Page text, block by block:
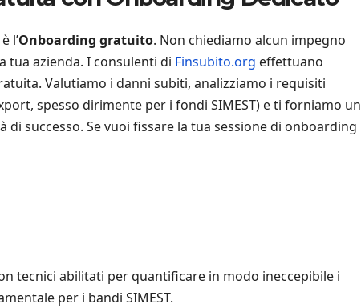
l’Onboarding gratuito. Non chiediamo alcun impegno
tua azienda. I consulenti di Finsubito.org effettuano
Valutiamo i danni subiti, analizziamo i requisiti
spesso dirimente per i fondi SIMEST) e ti forniamo un
successo. Se vuoi fissare la tua sessione di onboarding
tecnici abilitati per quantificare in modo ineccepibile i
per i bandi SIMEST.